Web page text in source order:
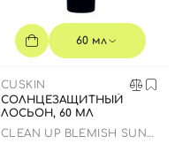
60 мл
CUSKIN
СОЛНЦЕЗАЩИТНЫЙ
ЛОСЬОН, 60 МЛ
CLEAN UP BLEMISH SUN